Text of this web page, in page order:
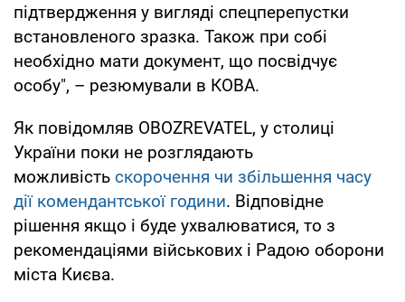
підтвердження у вигляді спецперепустки
встановленого зразка. Також при собі
необхідно мати документ, що посвідчує
особу", – резюмували в КОВА.
Як повідомляв OBOZREVATEL, у столиці
України поки не розглядають
можливість скорочення чи збільшення часу
дії комендантської години. Відповідне
рішення якщо і буде ухвалюватися, то з
рекомендаціями військових і Радою оборони
міста Києва.